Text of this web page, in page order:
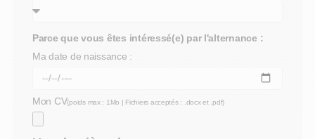
Parce que vous êtes intéressé(e) par l'alternance :
Ma date de naissance :
Mon CV(poids max : 1Mo | Fichiers acceptés : .docx et .pdf)